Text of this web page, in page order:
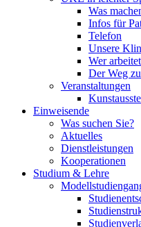
Was
Infos für
Telefon
Unsere
Wer
Der Weg
Veranstaltungen
Einweisende
Was suchen Sie?
Aktuelles
Dienstleistungen
Kooperationen
Studium & Lehre